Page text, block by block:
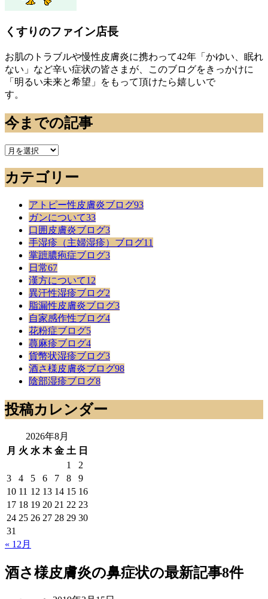
くすりのファイン店長
お肌のトラブルや慢性皮膚炎に携わって42年「かゆい、眠れ
ない」など辛い症状の皆さまが、このブログをきっかけに
「明るい未来と希望」をもって頂けたら嬉しいで
す。
今までの記事
今
で
の
カテゴリー
アトピー性皮膚炎ブログ93
ガンについて33
口囲皮膚炎ブログ3
手湿疹（主婦湿疹）ブログ11
掌蹠膿疱症ブログ3
日常67
漢方について12
異汗性湿疹ブログ2
脂漏性皮膚炎ブログ3
自家感作性ブログ4
花粉症ブログ5
蕁麻疹ブログ4
貨幣状湿疹ブログ3
酒さ様皮膚炎ブログ98
陰部湿疹ブログ8
投稿カレンダー
2026年8月
月 火 水 木 金 土 日
1
2
3
4 5 6 7 8
9
10 11 12 13 14 15 16
17 18 19 20 21 22 23
24 25 26 27 28 29 30
31
« 12月
酒さ様皮膚炎の鼻症状の最新記事8件